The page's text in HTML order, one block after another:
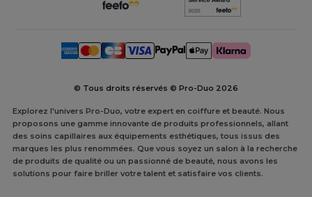
© Tous droits réservés © Pro-Duo 2026
Explorez l'univers Pro-Duo, votre expert en coiffure et beauté. Nous
proposons une gamme innovante de produits professionnels, allant
des soins capillaires aux équipements esthétiques, tous issus des
marques les plus renommées. Que vous soyez un salon à la recherche
de produits de qualité ou un passionné de beauté, nous avons les
solutions pour faire briller votre talent et satisfaire vos clients.